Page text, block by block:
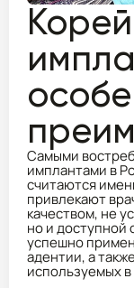
Самыми
имплантами в
считаются
привлекают
качеством, не
но и доступной
успешно
адентии, а
используемых